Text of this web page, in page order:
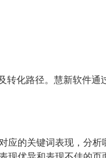
化路径。慧新软件
的关键词表现，分析